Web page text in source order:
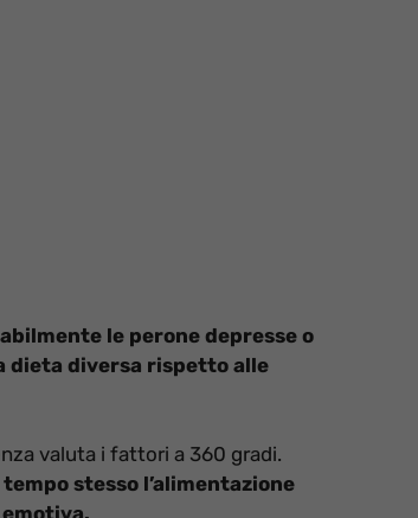
le perone depresse o
dieta diversa rispetto alle
valuta i fattori a 360 gradi.
stesso l’alimentazione